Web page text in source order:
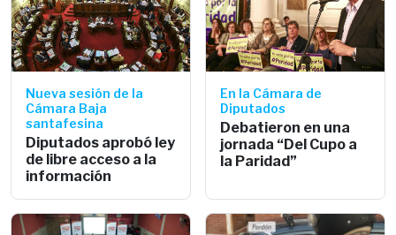
Nueva sesión de la
Cámara Baja
santafesina
Diputados aprobó ley
de libre acceso a la
información
En la Cámara de
Diputados
Debatieron en una
jornada “Del Cupo a
la Paridad”